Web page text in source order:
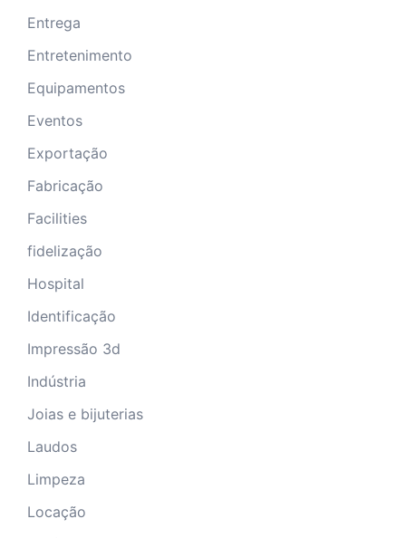
Entrega
Entretenimento
Equipamentos
Eventos
Exportação
Fabricação
Facilities
fidelização
Hospital
Identificação
Impressão 3d
Indústria
Joias e bijuterias
Laudos
Limpeza
Locação